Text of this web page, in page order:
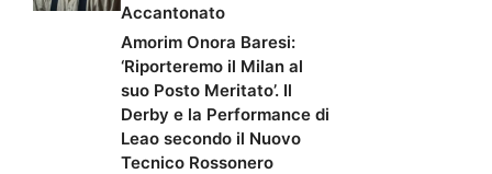
Accantonato
Amorim Onora Baresi:
‘Riporteremo il Milan al
suo Posto Meritato’. Il
Derby e la Performance di
Leao secondo il Nuovo
Tecnico Rossonero